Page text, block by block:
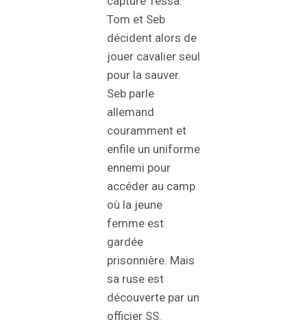
Tom et Seb
décident alors de
jouer cavalier seul
pour la sauver.
Seb parle
allemand
couramment et
enfile un uniforme
ennemi pour
accéder au camp
où la jeune
femme est
gardée
prisonnière. Mais
sa ruse est
découverte par un
officier SS.